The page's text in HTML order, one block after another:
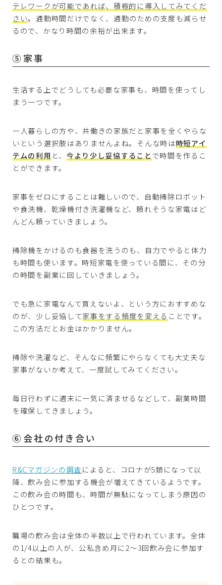
テレワークが可能であれば、積極的に導入してみてくだ
さい。通勤時間だけでなく、通勤のための支度も減らせ
るので、かなり時間の余裕が出来ます。
⑤家事
生活する上でどうしても必要な家事も、時間を使ってし
まう一つです。
一人暮らしの方や、共働きの家族だと家事を全くやらな
いという選択肢はありませんよね。そんな時は時短アイ
テムの利用 と、 今より少し妥協することで時間を作るこ
とができます。
家事をゼロにすることは難しいので、自動掃除ロボット
や食洗機、乾燥機付き洗濯機など、頼れそうな家電はど
んどん頼っていきましょう。
掃除機をかけるのも食器を洗うのも、自力でやると体力
も時間も使います。時短家電を使っている間に、その分
の時間を副業に回していきましょう。
でも急に家電なんて買えないよ、という方におすすめな
のが、少し妥協して家事をする頻度を変える ことです。
この方法だとお金はかかりません。
掃除や洗濯など、そんなに頻繁にやらなくても大丈夫な
家事がないか考えて、一度試してみてください。
毎日行わずに週末に一気に済ませるなどして、副業時間
を確保してきましょう。
⑥会社の付き合い
R&Cマガジンの調査によると、コロナが5類になって以
降、飲み会に参加する機会が増えてきているようです。
この飲み会の時間も、時間が無駄になってしまう原因の
ひとつです。
職場の飲み会は全体の半数以上で行われています。全体
の1/4以上の人が、公私含め月に2〜3回飲み会に参加す
るとの結果も。